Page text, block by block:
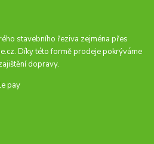
stavebního řeziva zejména přes
. Díky této formě prodeje pokrýváme
dopravy.